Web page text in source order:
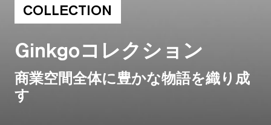
COLLECTION
Ginkgoコレクション
商業空間全体に豊かな物語を織り成
す